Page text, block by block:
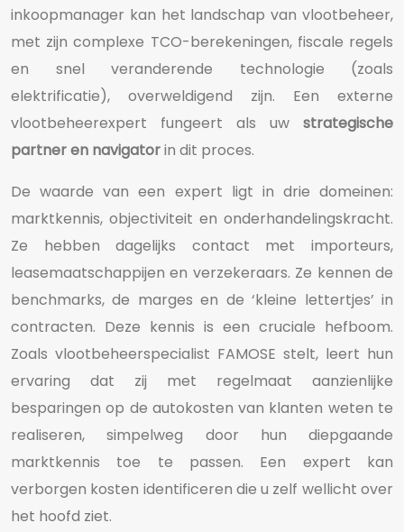
inkoopmanager kan het landschap van vlootbeheer,
met zijn complexe TCO-berekeningen, fiscale regels
en snel veranderende technologie (zoals
elektrificatie), overweldigend zijn. Een externe
vlootbeheerexpert fungeert als uw strategische
partner en navigatorin dit proces.
De waarde van een expert ligt in drie domeinen:
marktkennis, objectiviteit en onderhandelingskracht.
Ze hebben dagelijks contact met importeurs,
leasemaatschappijen en verzekeraars. Ze kennen de
benchmarks, de marges en de ‘kleine lettertjes’ in
contracten. Deze kennis is een cruciale hefboom.
Zoals vlootbeheerspecialist FAMOSE stelt, leert hun
ervaring dat zij met regelmaat aanzienlijke
besparingen op de autokosten van klanten weten te
realiseren, simpelweg door hun diepgaande
marktkennis toe te passen. Een expert kan
verborgen kosten identificeren die u zelf wellicht over
het hoofd ziet.